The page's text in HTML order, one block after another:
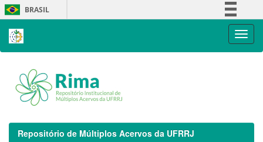
Skip
navigation
BRASIL
Repositório de Múltiplos Acervos da UFRRJ